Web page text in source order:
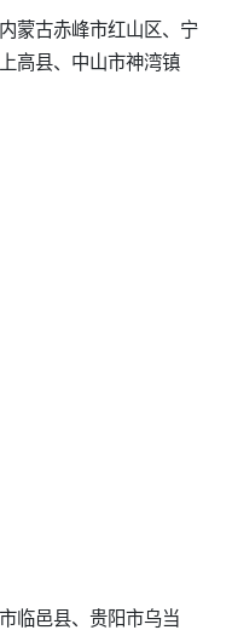
蒙古赤峰市红山区、宁
高县、中山市神湾镇
临邑县、贵阳市乌当